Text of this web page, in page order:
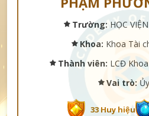
Trường: HỌC
Khoa: Khoa Tài
Thành viên: LCĐ
Vai trò:
33 Huy hiệu